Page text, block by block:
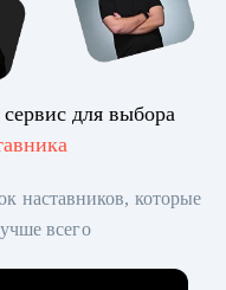
для выбора
наставников, которые
всего